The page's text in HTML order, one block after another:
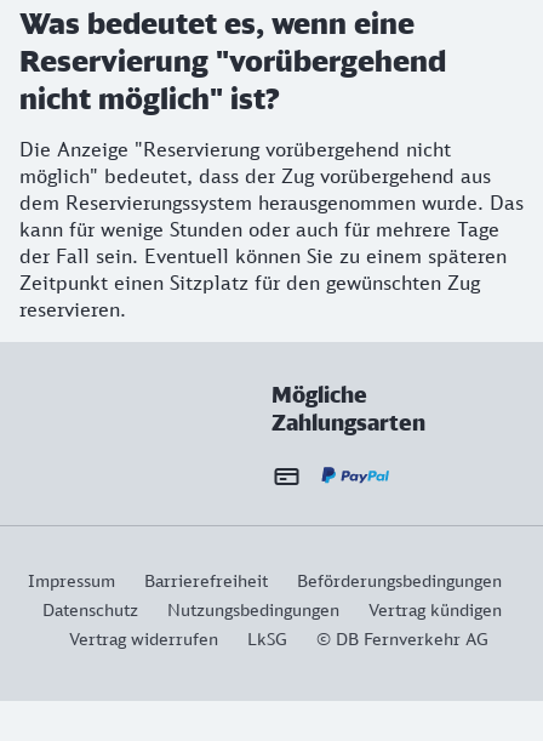
Was bedeutet es, wenn eine
Reservierung "vorübergehend
nicht möglich" ist?
Die Anzeige "Reservierung vorübergehend nicht
möglich" bedeutet, dass der Zug vorübergehend aus
dem Reservierungssystem herausgenommen wurde. Das
kann für wenige Stunden oder auch für mehrere Tage
der Fall sein. Eventuell können Sie zu einem späteren
Zeitpunkt einen Sitzplatz für den gewünschten Zug
reservieren.
Mögliche
Zahlungsarten
Impressum Barrierefreiheit
Beförderungsbedingungen
Datenschutz
Nutzungsbedingungen
Vertrag kündigen
Vertrag widerrufen
LkSG © DB Fernverkehr AG